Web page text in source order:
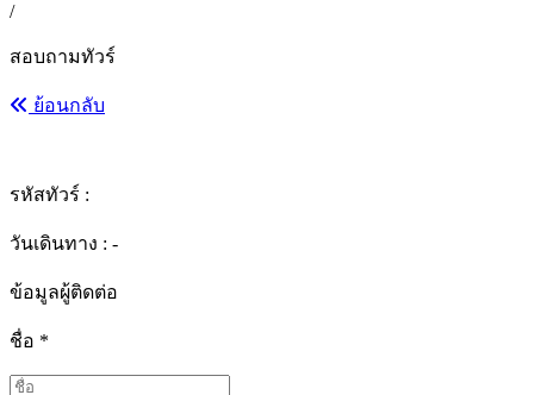
/
สอบถามทัวร์
ย้อนกลับ
รหัสทัวร์ :
วันเดินทาง : -
ข้อมูลผู้ติดต่อ
ชื่อ *